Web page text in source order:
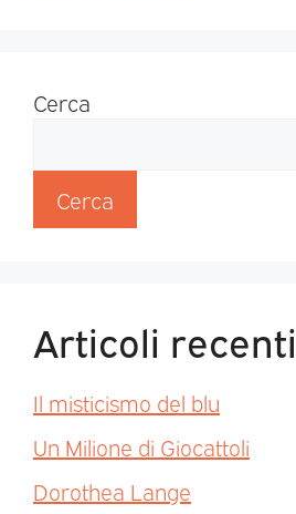
Cerca
Cerca
Articoli recenti
Il misticismo del blu
Un Milione di Giocattoli
Dorothea Lange